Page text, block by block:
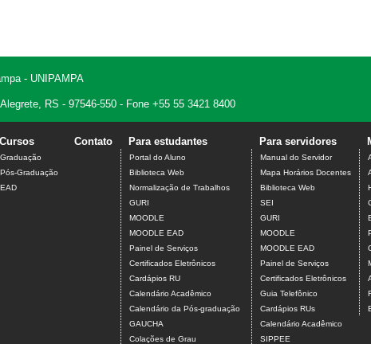
- UNIPAMPA
RS - 97546-550 - Fone +55 55 3421 8400
Cursos
Graduação
Pós-Graduação
EAD
Contato Para estudantes
Portal do Aluno
Biblioteca Web
Normalização de Trabalhos
GURI
MOODLE
MOODLE EAD
Painel de Serviços
Certificados Eletrônicos
Cardápios RU
Calendário Acadêmico
Calendário da Pós-graduação
GAUCHA
Colações de Grau
Para servidores
Manual do Servidor
Mapa Horários Docentes
Biblioteca Web
SEI
GURI
MOODLE
MOODLE EAD
Painel de Serviços
Certificados Eletrônicos
Guia Telefônico
Cardápios RUs
Calendário Acadêmico
SIPPEE